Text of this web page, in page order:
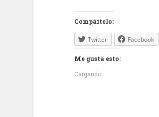
Compártelo:
Twitter Facebook
Me gusta esto:
Cargando...